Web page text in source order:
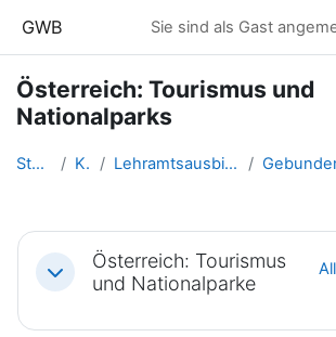
GWB Sie sind als Gast
Österreich: Tourismus und
Nationalparks
Startseite Kurse Lehramtsausbildung GW im Clust...
Abschnittsübersicht
Einklappen
Österreich: Tourismus
und Nationalparke